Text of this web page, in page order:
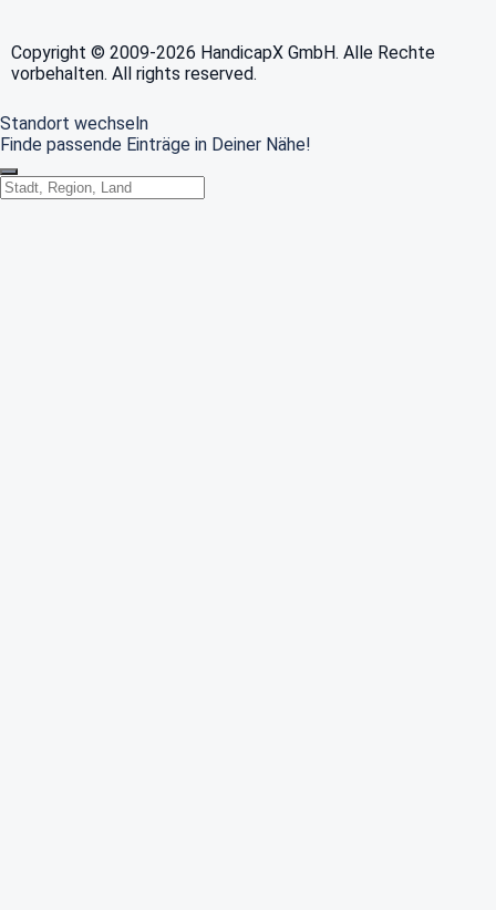
Copyright © 2009-2026 HandicapX GmbH. Alle Rechte
vorbehalten. All rights reserved.
Standort wechseln
Finde passende Einträge in Deiner Nähe!
Standort wechseln